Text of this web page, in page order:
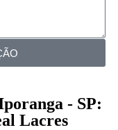
- SP:
Lacres